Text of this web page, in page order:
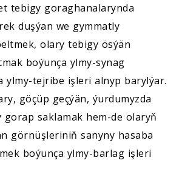
tebigy goraghanalarynda
duşýan we gymmatly
olary tebigy ösýän
boýunça ylmy-synag
ylmy-tejribe işleri alnyp barylýar.
göçüp geçýän, ýurdumyzda
gorap saklamak hem-de olaryň
görnüşleriniň sanyny hasaba
boýunça ylmy-barlag işleri